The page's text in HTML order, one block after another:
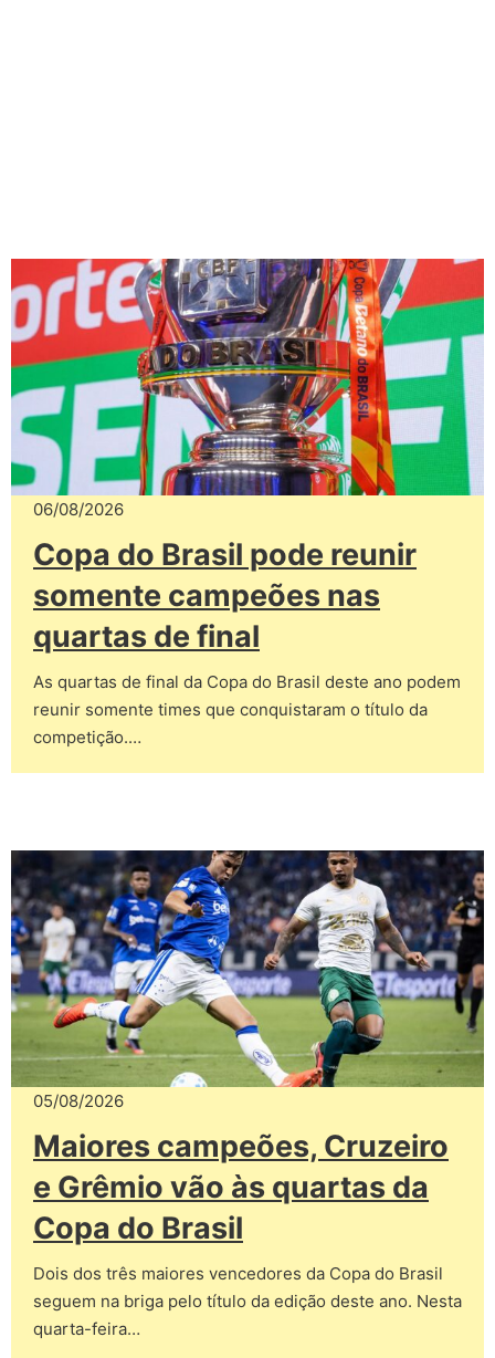
06/08/2026
Copa do Brasil pode reunir
somente campeões nas
quartas de final
As quartas de final da Copa do Brasil deste ano podem
reunir somente times que conquistaram o título da
competição.…
05/08/2026
Maiores campeões, Cruzeiro
e Grêmio vão às quartas da
Copa do Brasil
Dois dos três maiores vencedores da Copa do Brasil
seguem na briga pelo título da edição deste ano. Nesta
quarta-feira…